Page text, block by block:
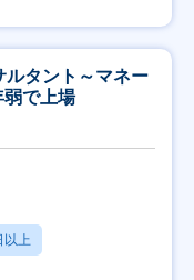
ルタント～マネー
で上場
以上